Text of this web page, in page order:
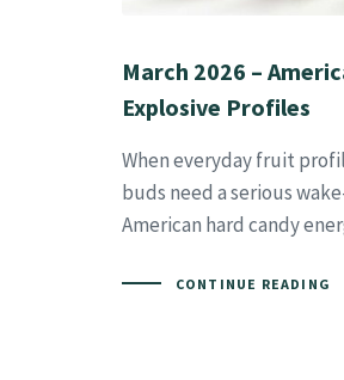
March 2026 –
Explosive Profiles
When everyday fruit
buds need a serious
American hard candy
CONTINUE READING